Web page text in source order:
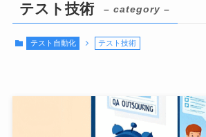
テスト技術 – category –
テスト自動化 テスト技術